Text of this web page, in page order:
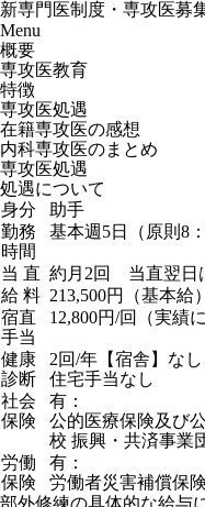
新専門医制度・専攻医募
Menu
概要
専攻医教育
特徴
専攻医処遇
在籍専攻医の感想
内科専攻医のまとめ
専攻医処遇
処遇について
身分
助手
勤務
時間
基本週5日（原則8
当 直 約月2回 当直翌日
給 料 213,500円（基本給）
宿直
手当
12,800円/回（実績
健康
診断
2回/年【宿舎】なし
住宅手当なし
社会
保険
有：
公的医療保険及び
校 振興・共済事業
労働
保険
有：
労働者災害補償保